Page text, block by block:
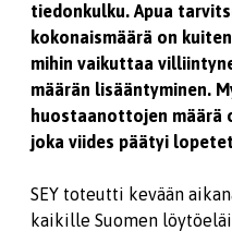
tiedonkulku. Apua
kokonaismäärä on
mihin vaikuttaa
määrän lisääntyminen.
huostaanottojen määrä
joka viides päätyi
SEY toteutti kevään
kaikille Suomen